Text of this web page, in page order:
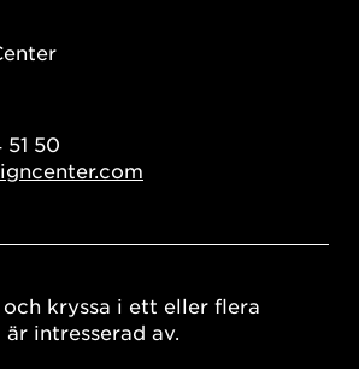
50
kryssa i ett eller flera
intresserad av.